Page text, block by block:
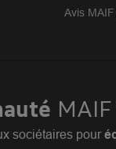
Avis
MAIF
sociétaires pour